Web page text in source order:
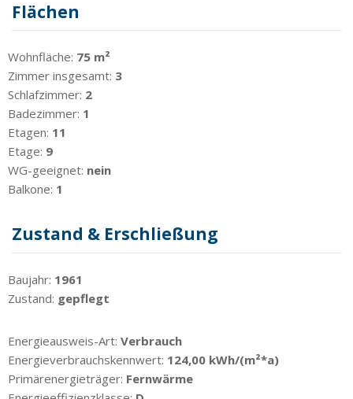
Flächen
Wohnfläche: 75 m²
Zimmer insgesamt: 3
Schlafzimmer: 2
Badezimmer: 1
Etagen: 11
Etage: 9
WG-geeignet: nein
Balkone: 1
Zustand & Erschließung
Baujahr: 1961
Zustand: gepflegt
Energieausweis-Art: Verbrauch
Energieverbrauchskennwert: 124,00 kWh/(m²*a)
Primärenergieträger: Fernwärme